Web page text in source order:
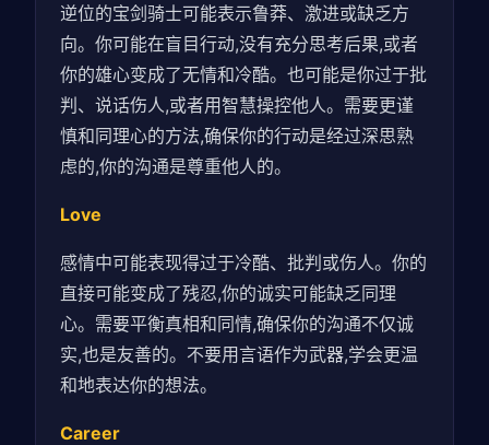
逆位的宝剑骑士可能表示鲁莽、激进或缺乏方
向。你可能在盲目行动,没有充分思考后果,或者
你的雄心变成了无情和冷酷。也可能是你过于批
判、说话伤人,或者用智慧操控他人。需要更谨
慎和同理心的方法,确保你的行动是经过深思熟
虑的,你的沟通是尊重他人的。
Love
感情中可能表现得过于冷酷、批判或伤人。你的
直接可能变成了残忍,你的诚实可能缺乏同理
心。需要平衡真相和同情,确保你的沟通不仅诚
实,也是友善的。不要用言语作为武器,学会更温
和地表达你的想法。
Career